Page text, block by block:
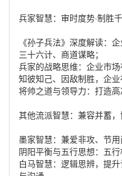
兵家智慧：审时度势·制胜
《孙子兵法》深度解读：企
三十六计、商道谋略；
兵家的战略思维：企业市场
知彼知己、因敌制胜，企业
将帅之道与领导力：打造
其他流派智慧：兼容并蓄
墨家智慧：兼爱非攻、节用
阴阳平衡与五行思想：五
白马智慧：逻辑思辨，提